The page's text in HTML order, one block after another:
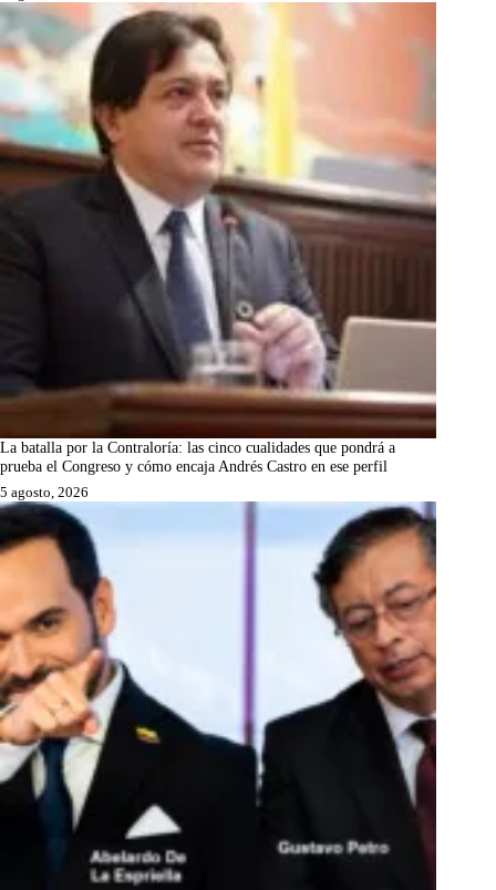
La batalla por la Contraloría: las cinco cualidades que pondrá a
prueba el Congreso y cómo encaja Andrés Castro en ese perfil
5 agosto, 2026